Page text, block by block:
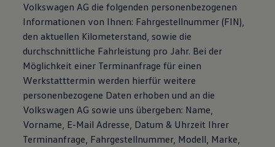
Volkswagen AG die folgenden personenbezogenen
Informationen von Ihnen: Fahrgestellnummer (FIN),
den aktuellen Kilometerstand, sowie die
durchschnittliche Fahrleistung pro Jahr. Bei der
Möglichkeit einer Terminanfrage für einen
Werkstatttermin werden hierfür weitere
personenbezogene Daten erhoben und an die
Volkswagen AG sowie uns übergeben: Name,
Vorname, E-Mail Adresse, Datum & Uhrzeit Ihrer
Terminanfrage, Fahrgestellnummer, Modell, Marke,